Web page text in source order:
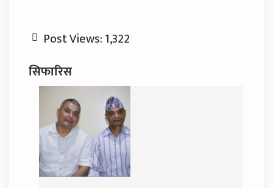
Post Views:1,322
सिफारिस